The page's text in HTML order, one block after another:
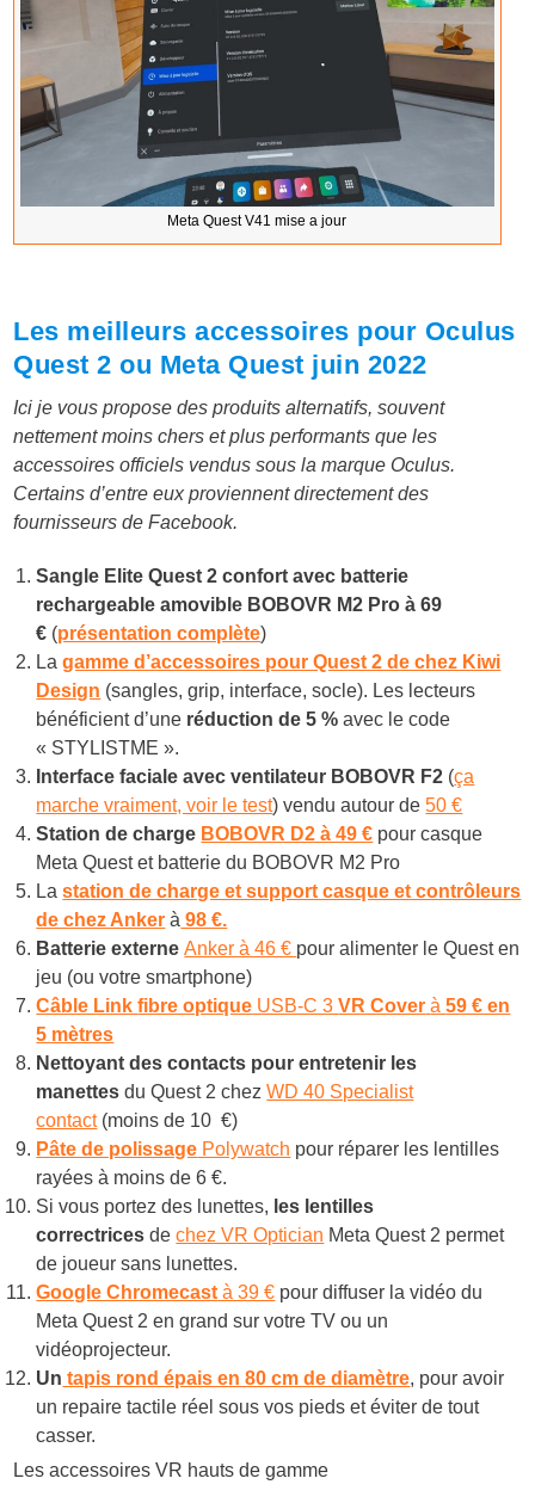
Meta Quest V41 mise a jour
Les meilleurs accessoires pour Oculus
Quest 2 ou Meta Quest juin 2022
Ici je vous propose des produits alternatifs, souvent
nettement moins chers et plus performants que les
accessoires officiels vendus sous la marque Oculus.
Certains d’entre eux proviennent directement des
fournisseurs de Facebook.
Sangle Elite Quest 2 confort avec batterie
rechargeable amovible BOBOVR M2 Pro à 69
€ (présentation complète)
Lagamme d’accessoires pour Quest 2 de chez Kiwi
Design (sangles, grip, interface, socle). Les lecteurs
bénéficient d’une réduction de 5 % avec le code
« STYLISTME ».
Interface faciale avec ventilateur BOBOVR F2 (ça
marche vraiment, voir le test) vendu autour de50 €
Station de charge BOBOVR D2 à 49 € pour casque
Meta Quest et batterie du BOBOVR M2 Pro
Lastation de charge et support casque et contrôleurs
de chez Anker à 98 €.
Batterie externe Anker à 46 € pour alimenter le Quest en
jeu (ou votre smartphone)
Câble Linkfibre optique USB-C 3VR Cover à59 € en
5 mètres
Nettoyant des contacts pour entretenir les
manettes du Quest 2 chezWD 40 Specialist
contact(moins de 10 €)
Pâte de polissage Polywatch pour réparer les lentilles
rayées à moins de 6 €.
Si vous portez des lunettes, les lentilles
correctrices dechez VR Optician Meta Quest 2 permet
de joueur sans lunettes.
Google Chromecastà 39 € pour diffuser la vidéo du
Meta Quest 2 en grand sur votre TV ou un
vidéoprojecteur.
Un tapis rond épais en 80 cm de diamètre, pour avoir
un repaire tactile réel sous vos pieds et éviter de tout
casser.
Les accessoires VR hauts de gamme